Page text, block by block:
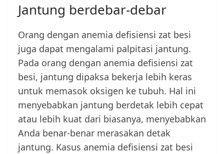
Jantung berdebar-debar
Orang dengan anemia defisiensi zat besi
juga dapat mengalami palpitasi jantung.
Pada orang dengan anemia defisiensi zat
besi, jantung dipaksa bekerja lebih keras
untuk memasok oksigen ke tubuh. Hal ini
menyebabkan jantung berdetak lebih cepat
atau lebih kuat dari biasanya, menyebabkan
Anda benar-benar merasakan detak
jantung. Kasus anemia defisiensi zat besi